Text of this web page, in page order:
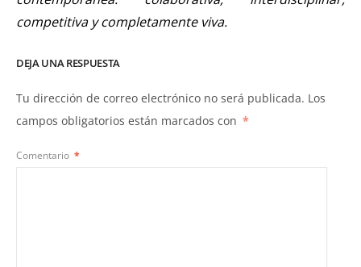
competitiva y completamente viva.
DEJA UNA RESPUESTA
Tu dirección de correo electrónico no será publicada. Los
campos obligatorios están marcados con *
Comentario *